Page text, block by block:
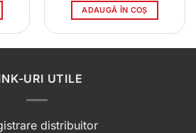
a
fost:
ADAUGĂ ÎN COȘ
URI UTILE
distribuitor